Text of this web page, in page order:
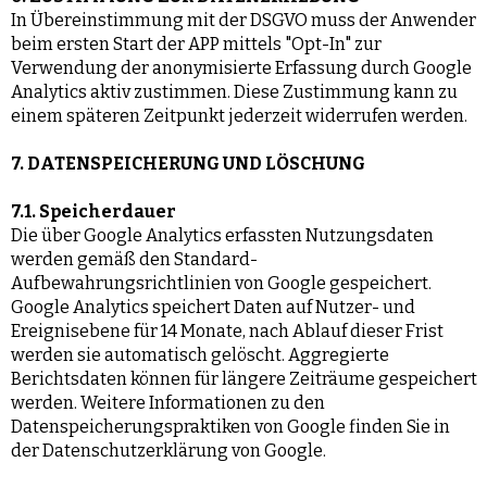
In Übereinstimmung mit der DSGVO muss der Anwender
beim ersten Start der APP mittels "Opt-In" zur
Verwendung der anonymisierte Erfassung durch Google
Analytics aktiv zustimmen. Diese Zustimmung kann zu
einem späteren Zeitpunkt jederzeit widerrufen werden.
7. DATENSPEICHERUNG UND LÖSCHUNG
7.1. Speicherdauer
Die über Google Analytics erfassten Nutzungsdaten
werden gemäß den Standard-
Aufbewahrungsrichtlinien von Google gespeichert.
Google Analytics speichert Daten auf Nutzer- und
Ereignisebene für 14 Monate, nach Ablauf dieser Frist
werden sie automatisch gelöscht. Aggregierte
Berichtsdaten können für längere Zeiträume gespeichert
werden. Weitere Informationen zu den
Datenspeicherungspraktiken von Google finden Sie in
der Datenschutzerklärung von Google.